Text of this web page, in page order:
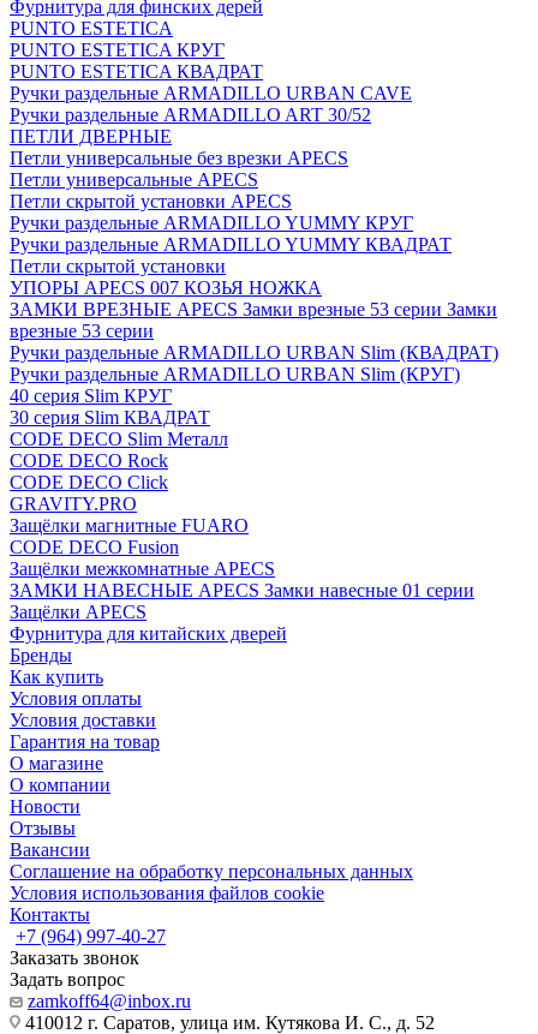
Фурнитура для финских дерей
PUNTO ESTETICA
PUNTO ESTETICA КРУГ
PUNTO ESTETICA КВАДРАТ
Ручки раздельные ARMADILLO URBAN CAVE
Ручки раздельные ARMADILLO ART 30/52
ПЕТЛИ ДВЕРНЫЕ
Петли универсальные без врезки APECS
Петли универсальные APECS
Петли скрытой установки APECS
Ручки раздельные ARMADILLO YUMMY КРУГ
Ручки раздельные ARMADILLO YUMMY КВАДРАТ
Петли скрытой установки
УПОРЫ APECS 007 КОЗЬЯ НОЖКА
ЗАМКИ ВРЕЗНЫЕ APECS Замки врезные 53 серии Замки
врезные 53 серии
Ручки раздельные ARMADILLO URBAN Slim (КВАДРАТ)
Ручки раздельные ARMADILLO URBAN Slim (КРУГ)
40 серия Slim КРУГ
30 серия Slim КВАДРАТ
CODE DECO Slim Металл
CODE DECO Rock
CODE DECO Click
GRAVITY.PRO
Защёлки магнитные FUARO
CODE DECO Fusion
Защёлки межкомнатные APECS
ЗАМКИ НАВЕСНЫЕ APECS Замки навесные 01 серии
Защёлки APECS
Фурнитура для китайских дверей
Бренды
Как купить
Условия оплаты
Условия доставки
Гарантия на товар
О магазине
О компании
Новости
Отзывы
Вакансии
Соглашение на обработку персональных данных
Условия использования файлов cookie
Контакты
+7 (964) 997-40-27
Заказать звонок
Задать вопрос
zamkoff64@inbox.ru
410012 г. Саратов, улица им. Кутякова И. С., д. 52